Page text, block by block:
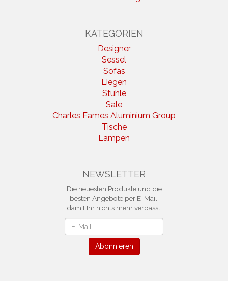
KATEGORIEN
Designer
Sessel
Sofas
Liegen
Stühle
Sale
Charles Eames Aluminium Group
Tische
Lampen
NEWSLETTER
Die neuesten Produkte und die
besten Angebote per E-Mail,
damit Ihr nichts mehr verpasst.
Abonnieren